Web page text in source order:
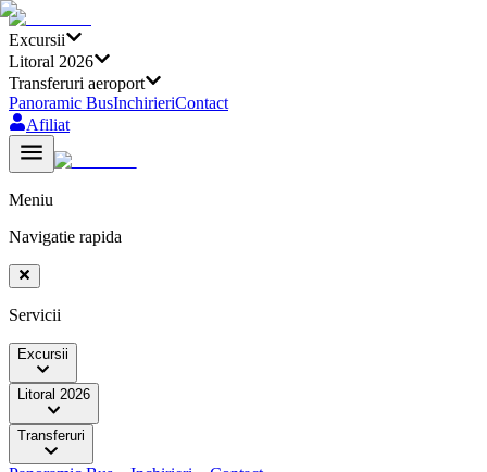
Excursii
Litoral 2026
Transferuri aeroport
Panoramic BusInchirieriContact
Afiliat
Meniu
Navigatie rapida
Servicii
Excursii
Litoral 2026
Transferuri